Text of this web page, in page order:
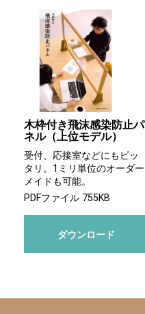
木枠付き飛沫感染防止パ
ネル（上位モデル）
受付、応接室などにもピッ
タリ。1ミリ単位のオーダー
メイドも可能。
PDFファイル 755KB
ダウンロード